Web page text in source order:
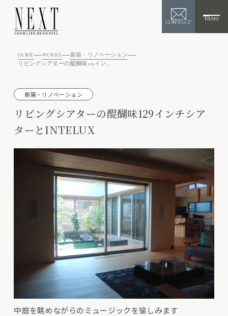
CONTACT
MENU
HOME WORKS
新築・リノベーション
リビングシアターの醍醐味129インチシアターとINTELUX
新築・リノベーション
リビングシアターの醍醐味129インチシア
ターとINTELUX
中庭を眺めながらのミュージックを愉しみます